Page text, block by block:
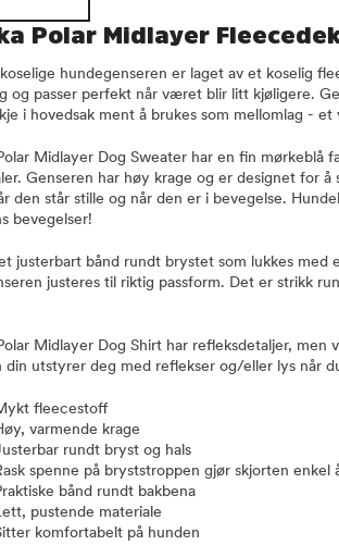
Polar Midlayer
hundegenseren er laget av et koselig
og passer perfekt når været blir litt kjøligere.
i hovedsak ment å brukes som mellomlag -
Midlayer Dog Sweater har en fin mørkeblå
Genseren har høy krage og er designet for
den står stille og når den er i bevegelse.
bevegelser!
justerbart bånd rundt brystet som lukkes med
justeres til riktig passform. Det er strikk
Midlayer Dog Shirt har refleksdetaljer, men
din utstyrer deg med reflekser og/eller lys når
fleecestoff
varmende krage
rundt bryst og hals
spenne på bryststroppen gjør skjorten enkel
bånd rundt bakbena
pustende materiale
komfortabelt på hunden